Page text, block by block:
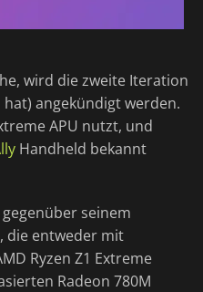
wird die zweite Iteration
angekündigt werden.
APU nutzt, und
Handheld bekannt
seinem
die entweder mit
Ryzen Z1 Extreme
Radeon 780M